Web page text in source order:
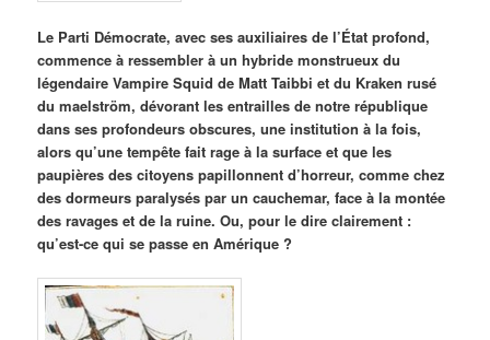
Le Parti Démocrate, avec ses auxiliaires de l’État profond,
commence à ressembler à un hybride monstrueux du
légendaire Vampire Squid de Matt Taibbi et du Kraken rusé
du maelström, dévorant les entrailles de notre république
dans ses profondeurs obscures, une institution à la fois,
alors qu’une tempête fait rage à la surface et que les
paupières des citoyens papillonnent d’horreur, comme chez
des dormeurs paralysés par un cauchemar, face à la montée
des ravages et de la ruine. Ou, pour le dire clairement :
qu’est-ce qui se passe en Amérique ?